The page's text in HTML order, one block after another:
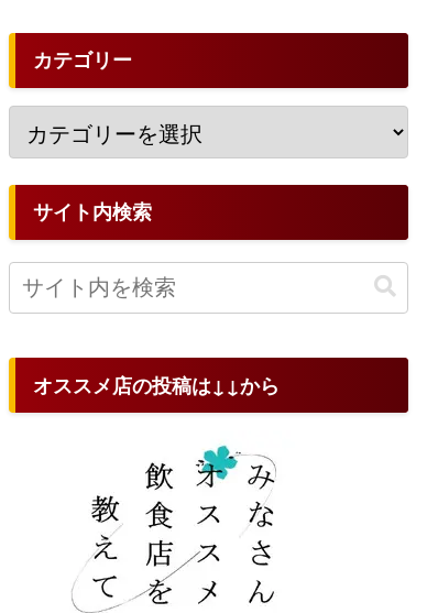
カテゴリー
サイト内検索
オススメ店の投稿は↓↓から